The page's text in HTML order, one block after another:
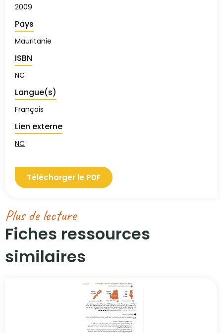
2009
Pays
Mauritanie
ISBN
NC
Langue(s)
Français
Lien externe
NC
Télécharger le PDF
Plus de lecture
Fiches ressources
similaires​